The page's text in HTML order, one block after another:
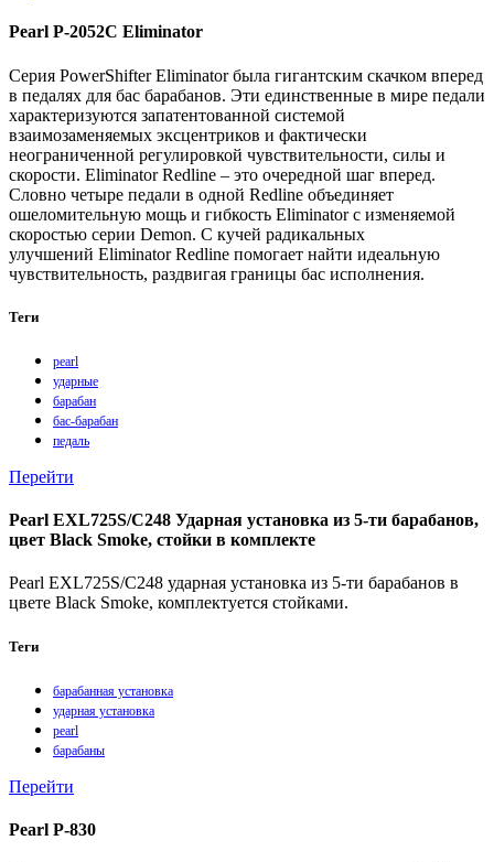
Pearl P-2052C Eliminator
Серия PowerShifter Eliminator была гигантским скачком вперед
в педалях для бас барабанов. Эти единственные в мире педали
характеризуются запатентованной системой
взаимозаменяемых эксцентриков и фактически
неограниченной регулировкой чувствительности, силы и
скорости. Eliminator Redline – это очередной шаг вперед.
Словно четыре педали в одной Redline объединяет
ошеломительную мощь и гибкость Eliminator с изменяемой
скоростью серии Demon. С кучей радикальных
улучшений Eliminator Redline помогает найти идеальную
чувствительность, раздвигая границы бас исполнения.
Теги
pearl
ударные
барабан
бас-барабан
педаль
Перейти
Pearl EXL725S/C248 Ударная установка из 5-ти барабанов,
цвет Black Smoke, стойки в комплекте
Pearl EXL725S/C248 ударная установка из 5-ти барабанов в
цвете Black Smoke, комплектуется стойками.
Теги
барабанная установка
ударная установка
pearl
барабаны
Перейти
Pearl P-830